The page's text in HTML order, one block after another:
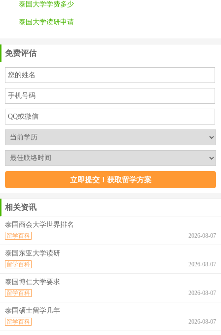
泰国大学学费多少
泰国大学读研申请
免费评估
相关资讯
泰国商会大学世界排名
2026-08-07
留学百科
泰国东亚大学读研
2026-08-07
留学百科
泰国博仁大学要求
2026-08-07
留学百科
泰国硕士留学几年
2026-08-07
留学百科